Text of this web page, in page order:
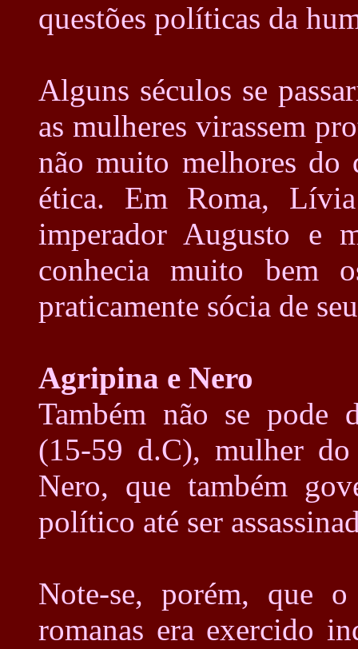
questões políticas da
Alguns séculos se
as mulheres virassem
não muito melhores do
ética. Em Roma,
imperador Augusto e
conhecia muito bem
praticamente sócia de
Agripina e Nero
Também não se pode
(15-59 d.C), mulher
Nero, que também
político até ser
Note-se, porém, que
romanas era exercido